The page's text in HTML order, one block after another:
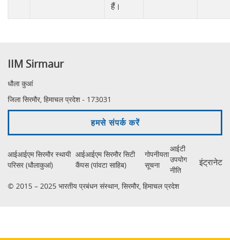
हैं।
IIM Sirmaur
धौला कुआं
जिला सिरमौर, हिमाचल प्रदेश - 173031
हमसे संपर्क करें
आईआईएम सिरमौर स्थायी
परिसर (धौलाकुआं)
आईआईएम सिरमौर सिटी
कैंपस (पांवटा साहिब)
गोपनीयता
सूचना
आईटी
उपयोग
नीति
इंट्रानेट
© 2015 – 2025 भारतीय प्रबंधन संस्थान, सिरमौर, हिमाचल प्रदेश